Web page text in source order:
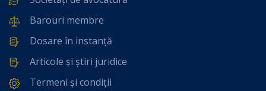
Barouri membre
Dosare în instanță
Articole și știri juridice
Termeni și condiții